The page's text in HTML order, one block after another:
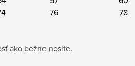
76 78
ako bežne nosíte.